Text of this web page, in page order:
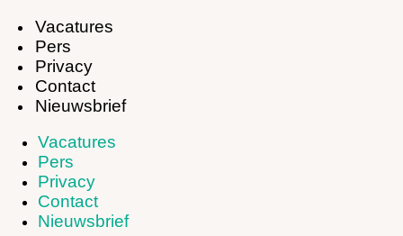
Vacatures
Pers
Privacy
Contact
Nieuwsbrief
Vacatures
Pers
Privacy
Contact
Nieuwsbrief